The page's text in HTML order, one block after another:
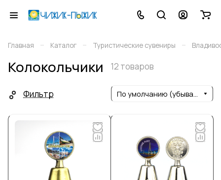
Главная – Каталог – Туристические сувениры –
Колокольчики 12 товаров
Фильтр По умолчанию (убывание)